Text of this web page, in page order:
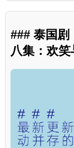
### 泰国剧
八集：欢